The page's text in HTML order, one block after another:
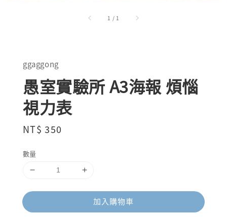
1 / 1
ggaggong
愚室實驗所 A3海報 煩惱
視力表
Regular
NT$ 350
數量
加入購物車